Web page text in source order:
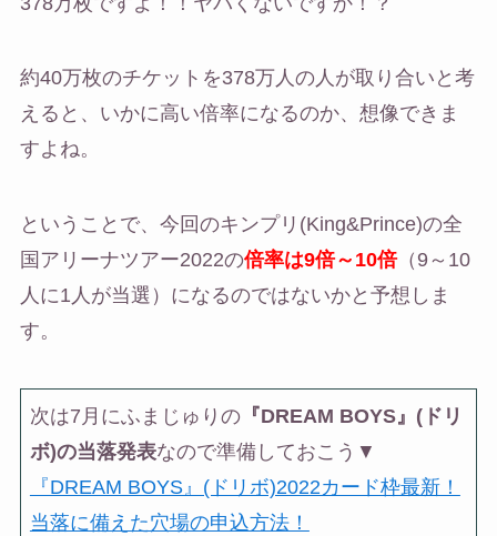
約40万枚のチケットを378万人の人が取り合いと考
えると、いかに高い倍率になるのか、想像できま
すよね。
ということで、今回のキンプリ(King&Prince)の全
国アリーナツアー2022の倍率は9倍～10倍（9～10
人に1人が当選）になるのではないかと予想しま
す。
次は7月にふまじゅりの『DREAM BOYS』(ドリ
ボ)の当落発表なので準備しておこう▼
『DREAM BOYS』(ドリボ)2022カード枠最新！
当落に備えた穴場の申込方法！